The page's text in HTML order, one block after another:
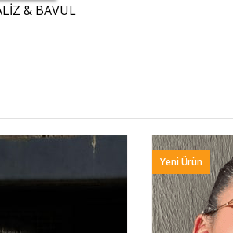
& BAVUL
Yeni Ürün